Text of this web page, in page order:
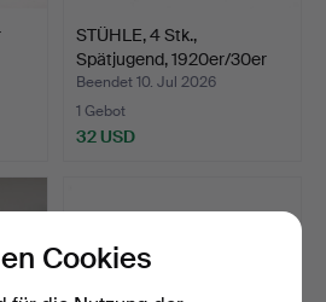
STÜHLE, 4 Stk.,
Spätjugend, 1920er/30er
Ja…
Beendet 10. Jul 2026
1 Gebot
32 USD
Cookies